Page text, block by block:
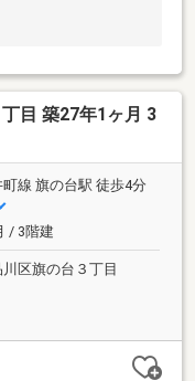
目 築27年1ヶ月 3
線 旗の台駅 徒歩4分
/ 3階建
区旗の台３丁目